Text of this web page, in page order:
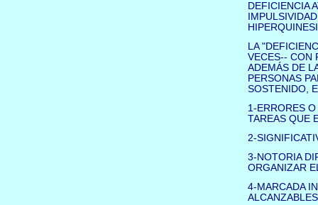
DEFICIENCIA
LA
VECES-- CON
ADEMÁS DE
PERSONAS
SOSTENIDO,
1-ERRORES
TAREAS QUE
2-
3-NOTORIA
ORGANIZAR
4-MARCADA